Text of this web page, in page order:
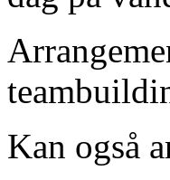
Kan også